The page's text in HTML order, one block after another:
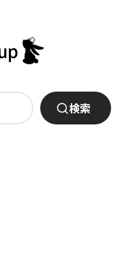
検索